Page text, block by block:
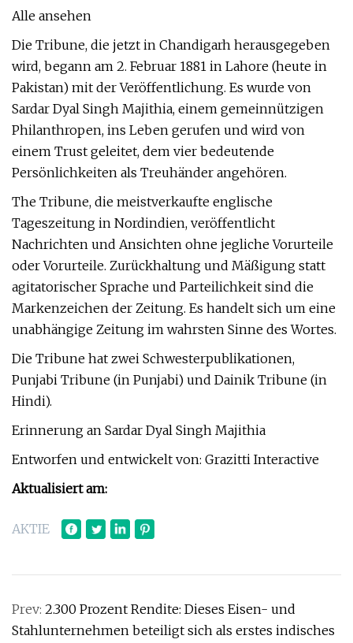
Alle ansehen
Die Tribune, die jetzt in Chandigarh herausgegeben
wird, begann am 2. Februar 1881 in Lahore (heute in
Pakistan) mit der Veröffentlichung. Es wurde von
Sardar Dyal Singh Majithia, einem gemeinnützigen
Philanthropen, ins Leben gerufen und wird von
einem Trust geleitet, dem vier bedeutende
Persönlichkeiten als Treuhänder angehören.
The Tribune, die meistverkaufte englische
Tageszeitung in Nordindien, veröffentlicht
Nachrichten und Ansichten ohne jegliche Vorurteile
oder Vorurteile. Zurückhaltung und Mäßigung statt
agitatorischer Sprache und Parteilichkeit sind die
Markenzeichen der Zeitung. Es handelt sich um eine
unabhängige Zeitung im wahrsten Sinne des Wortes.
Die Tribune hat zwei Schwesterpublikationen,
Punjabi Tribune (in Punjabi) und Dainik Tribune (in
Hindi).
Erinnerung an Sardar Dyal Singh Majithia
Entworfen und entwickelt von: Grazitti Interactive
Aktualisiert am:
AKTIE
Prev: 2.300 Prozent Rendite: Dieses Eisen- und
Stahlunternehmen beteiligt sich als erstes indisches